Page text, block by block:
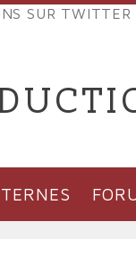
SUR TWITTER